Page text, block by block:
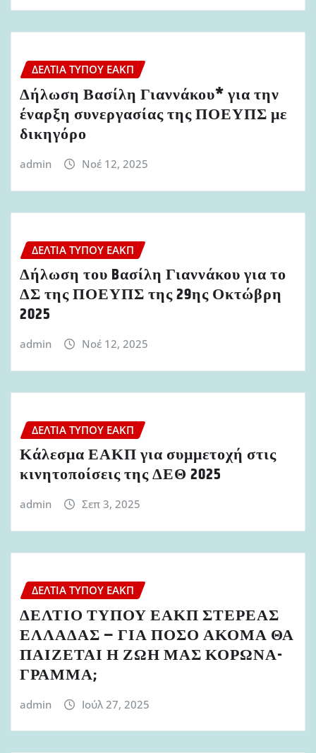
ΔΕΛΤΊΑ ΤΎΠΟΥ ΕΑΚΠ
Δήλωση Βασίλη Γιαννάκου* για την
έναρξη συνεργασίας της ΠΟΕΥΠΣ με
δικηγόρο
admin Νοέ 12, 2025
ΔΕΛΤΊΑ ΤΎΠΟΥ ΕΑΚΠ
Δήλωση του Bασίλη Γιαννάκου για το
ΔΣ της ΠΟΕΥΠΣ της 29ης Οκτώβρη
2025
admin Νοέ 12, 2025
ΔΕΛΤΊΑ ΤΎΠΟΥ ΕΑΚΠ
Κάλεσμα ΕΑΚΠ για συμμετοχή στις
κινητοποίσεις της ΔΕΘ 2025
admin Σεπ 3, 2025
ΔΕΛΤΊΑ ΤΎΠΟΥ ΕΑΚΠ
ΔΕΛΤΙΟ ΤΥΠΟΥ ΕΑΚΠ ΣΤΕΡΕΑΣ
ΕΛΛΑΔΑΣ – ΓΙΑ ΠΟΣΟ ΑΚΟΜΑ ΘΑ
ΠΑΙΖΕΤΑΙ Η ΖΩΗ ΜΑΣ ΚΟΡΩΝΑ-
ΓΡΑΜΜΑ;
admin Ιούλ 27, 2025